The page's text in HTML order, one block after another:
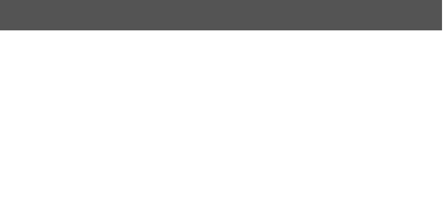
müdafiə sazişi imzalayacaq
qəsdən törədilməsi bəlli olub-Həbs olunan var